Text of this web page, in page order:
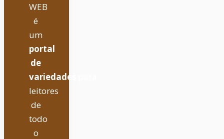
WEB
é
um
portal
de
variedades
leitores
de
todo
o